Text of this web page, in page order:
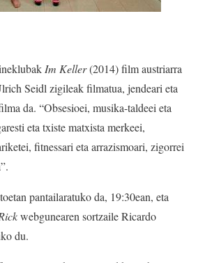
Im Keller(2014) film austriarra
Seidl zigileak filmatua, jendeari eta
da. “Obsesioei, musika-taldeei eta
eta txiste matxista merkeei,
fitnessari eta arrazismoari, zigorrei
pantailaratuko da, 19:30ean, eta
webgunearen sortzaile Ricardo
du.